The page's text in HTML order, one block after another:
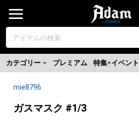
カテゴリー プレミアム 特集・イベント
mie8796
ガスマスク #1/3